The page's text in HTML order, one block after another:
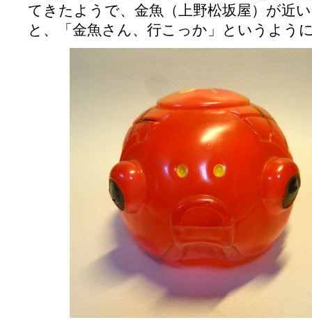
てきたようで、金魚（上野松坂屋）が近
と、「金魚さん、行こっか」というよう